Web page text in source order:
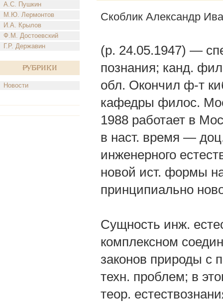
А.С. Пушкин
М.Ю. Лермонтов
И.А. Крылов
Ф.М. Достоевский
Г.Р. Державин
Рубрики
Новости
Скоблик Александр
(р. 24.05.1947) —
познания; канд.
обл. Окончил ф-т
кафедры филос.
1988 работает в
в наст. время —
инженерного
новой ист. формы
принципиально
Сущность инж.
комплексном
законов природы с
техн. проблем; в
теор.